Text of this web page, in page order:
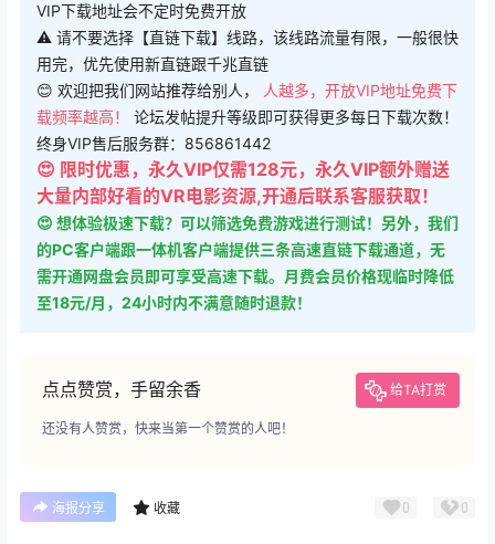
VIP下载地址会不定时免费开放
⚠ 请不要选择【直链下载】线路，该线路流量有限，一般很快
用完，优先使用新直链跟千兆直链
😊 欢迎把我们网站推荐给别人，
人越多，开放VIP地址免费下
载频率越高！ 论坛发帖提升等级即可获得更多每日下载次数！
终身VIP售后服务群：856861442
😍 限时优惠，永久VIP仅需128元，永久VIP额外赠送
大量内部好看的VR电影资源,开通后联系客服获取！
😍 想体验极速下载？可以筛选免费游戏进行测试！另外，我们
的PC客户端跟一体机客户端提供三条高速直链下载通道，无
需开通网盘会员即可享受高速下载。月费会员价格现临时降低
至18元/月，24小时内不满意随时退款！
点点赞赏，手留余香 给TA打赏
还没有人赞赏，快来当第一个赞赏的人吧！
海报分享 收藏 0 0